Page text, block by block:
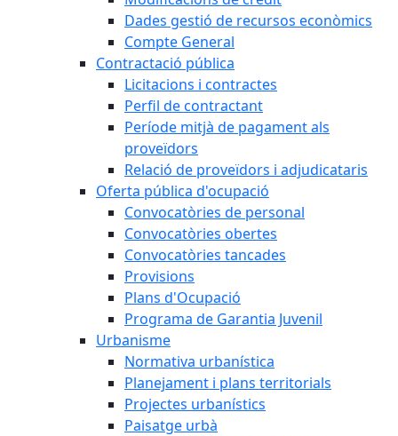
Dades gestió de recursos econòmics
Compte General
Contractació pública
Licitacions i contractes
Perfil de contractant
Període mitjà de pagament als
proveïdors
Relació de proveïdors i adjudicataris
Oferta pública d'ocupació
Convocatòries de personal
Convocatòries obertes
Convocatòries tancades
Provisions
Plans d'Ocupació
Programa de Garantia Juvenil
Urbanisme
Normativa urbanística
Planejament i plans territorials
Projectes urbanístics
Paisatge urbà